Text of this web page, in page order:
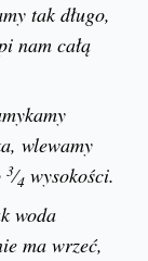
tak długo,
nam całą
wlewamy
3⁄4 wysokości.
woda
ma wrzeć,